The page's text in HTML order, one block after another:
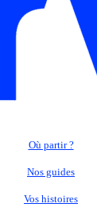
Où partir ?
Nos guides
Vos histoires